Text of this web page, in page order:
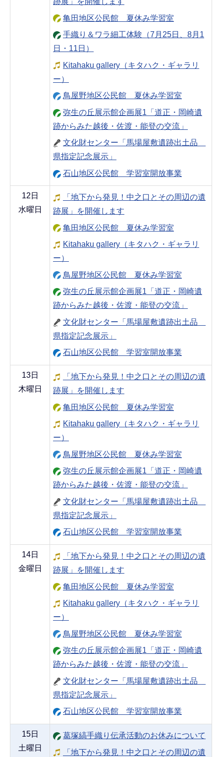
亀田地区公民館 夏休み学習室
手織り＆ワラ細工体験（7月25日、8月1
日・11日）
Kitahaku gallery（キタハク・ギャラリ
ー）
鳥屋野地区公民館 夏休み学習室
弥生の丘展示館企画展1「道正・岡崎遺
跡からみた越後・佐渡・能登の交流」
文化財センター「馬場屋敷遺跡出土品
県指定記念展示」
石山地区公民館 学習室開放事業
12日
水曜日
「地下から発見！中之口とその周辺の遺
跡展」を開催します
亀田地区公民館 夏休み学習室
Kitahaku gallery（キタハク・ギャラリ
ー）
鳥屋野地区公民館 夏休み学習室
弥生の丘展示館企画展1「道正・岡崎遺
跡からみた越後・佐渡・能登の交流」
文化財センター「馬場屋敷遺跡出土品
県指定記念展示」
石山地区公民館 学習室開放事業
13日
木曜日
「地下から発見！中之口とその周辺の遺
跡展」を開催します
亀田地区公民館 夏休み学習室
Kitahaku gallery（キタハク・ギャラリ
ー）
鳥屋野地区公民館 夏休み学習室
弥生の丘展示館企画展1「道正・岡崎遺
跡からみた越後・佐渡・能登の交流」
文化財センター「馬場屋敷遺跡出土品
県指定記念展示」
石山地区公民館 学習室開放事業
14日
金曜日
「地下から発見！中之口とその周辺の遺
跡展」を開催します
亀田地区公民館 夏休み学習室
Kitahaku gallery（キタハク・ギャラリ
ー）
鳥屋野地区公民館 夏休み学習室
弥生の丘展示館企画展1「道正・岡崎遺
跡からみた越後・佐渡・能登の交流」
文化財センター「馬場屋敷遺跡出土品
県指定記念展示」
石山地区公民館 学習室開放事業
15日
土曜日
葛塚縞手織り伝承活動のお休みについて
「地下から発見！中之口とその周辺の遺